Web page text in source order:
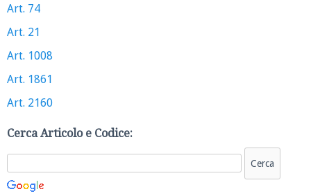
Art. 74
Art. 21
Art. 1008
Art. 1861
Art. 2160
Cerca Articolo e Codice: